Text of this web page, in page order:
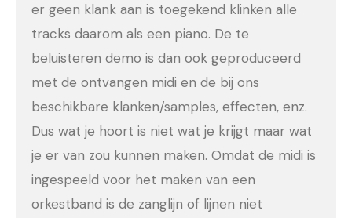
er geen klank aan is toegekend klinken alle
tracks daarom als een piano. De te
beluisteren demo is dan ook geproduceerd
met de ontvangen midi en de bij ons
beschikbare klanken/samples, effecten, enz.
Dus wat je hoort is niet wat je krijgt maar wat
je er van zou kunnen maken. Omdat de midi is
ingespeeld voor het maken van een
orkestband is de zanglijn of lijnen niet